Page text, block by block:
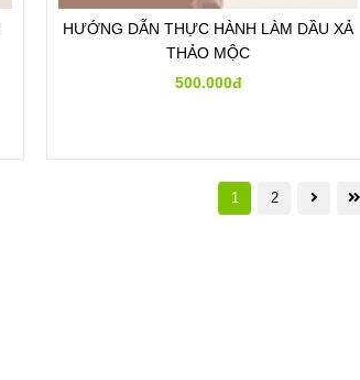
HƯỚNG DẪN THỰC HÀNH LÀM DẦU XẢ
THẢO MỘC
500.000đ
1 2